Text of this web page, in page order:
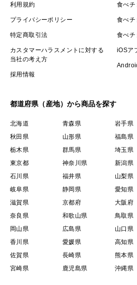
利用規約
プライバシーポリシー
特定商取引法
カスタマーハラスメントに対する
当社の考え方
採用情報
食べチ
食べチ
食べ
iOSア
都道府県（産地）から商品を探す
北海道 青森県 岩手県
秋田県
山形県 福島県
栃木県
群馬県 埼玉県
東京都
神奈川県 新潟県
石川県
福井県 山梨県
岐阜県
静岡県 愛知県
滋賀県
京都府 大阪府
奈良県
和歌山県 鳥取県
岡山県
広島県 山口県
香川県
愛媛県 高知県
佐賀県
長崎県 熊本県
宮崎県
鹿児島県 沖縄県